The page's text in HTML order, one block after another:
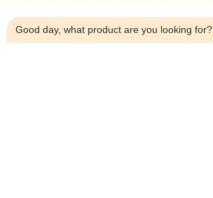
Good day, what product are you looking for?